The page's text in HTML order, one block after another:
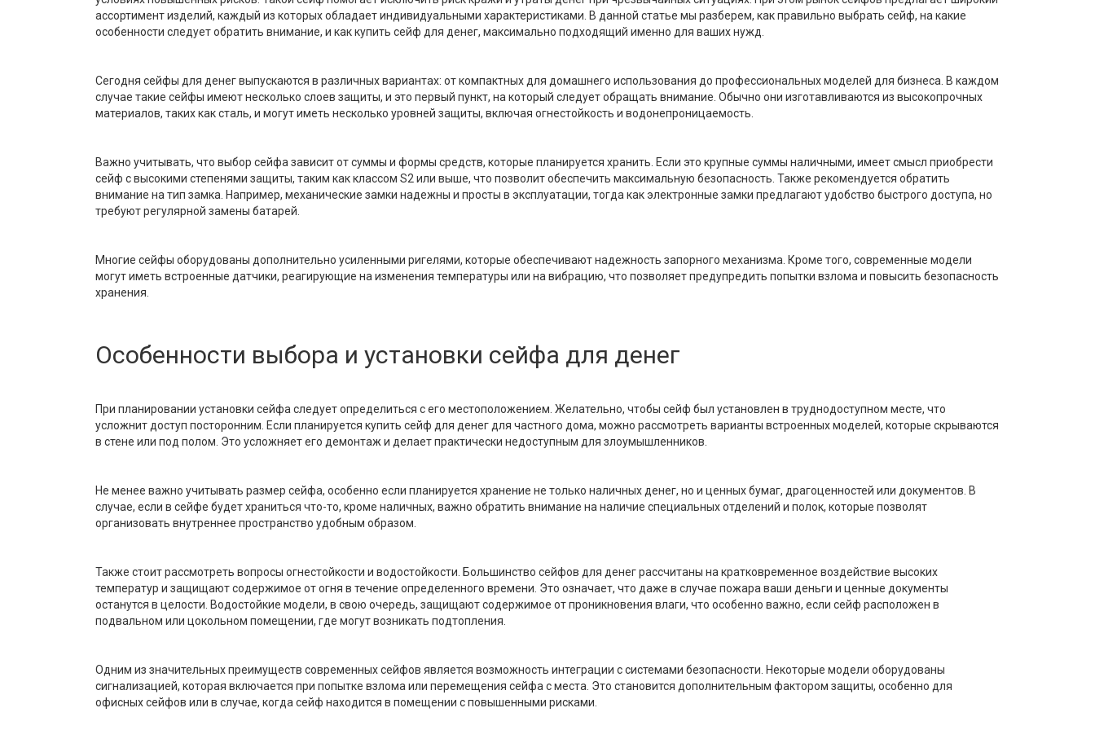
ассортимент изделий, каждый из которых обладает индивидуальными характеристиками. В данной статье мы разберем, как правильно выбрать сейф, на какие
особенности следует обратить внимание, и как купить сейф для денег, максимально подходящий именно для ваших нужд.
Сегодня сейфы для денег выпускаются в различных вариантах: от компактных для домашнего использования до профессиональных моделей для бизнеса. В каждом
случае такие сейфы имеют несколько слоев защиты, и это первый пункт, на который следует обращать внимание. Обычно они изготавливаются из высокопрочных
материалов, таких как сталь, и могут иметь несколько уровней защиты, включая огнестойкость и водонепроницаемость.
Важно учитывать, что выбор сейфа зависит от суммы и формы средств, которые планируется хранить. Если это крупные суммы наличными, имеет смысл приобрести
сейф с высокими степенями защиты, таким как классом S2 или выше, что позволит обеспечить максимальную безопасность. Также рекомендуется обратить
внимание на тип замка. Например, механические замки надежны и просты в эксплуатации, тогда как электронные замки предлагают удобство быстрого доступа, но
требуют регулярной замены батарей.
Многие сейфы оборудованы дополнительно усиленными ригелями, которые обеспечивают надежность запорного механизма. Кроме того, современные модели
могут иметь встроенные датчики, реагирующие на изменения температуры или на вибрацию, что позволяет предупредить попытки взлома и повысить безопасность
хранения.
Особенности выбора и установки сейфа для денег
При планировании установки сейфа следует определиться с его местоположением. Желательно, чтобы сейф был установлен в труднодоступном месте, что
усложнит доступ посторонним. Если планируется купить сейф для денег для частного дома, можно рассмотреть варианты встроенных моделей, которые скрываются
в стене или под полом. Это усложняет его демонтаж и делает практически недоступным для злоумышленников.
Не менее важно учитывать размер сейфа, особенно если планируется хранение не только наличных денег, но и ценных бумаг, драгоценностей или документов. В
случае, если в сейфе будет храниться что-то, кроме наличных, важно обратить внимание на наличие специальных отделений и полок, которые позволят
организовать внутреннее пространство удобным образом.
Также стоит рассмотреть вопросы огнестойкости и водостойкости. Большинство сейфов для денег рассчитаны на кратковременное воздействие высоких
температур и защищают содержимое от огня в течение определенного времени. Это означает, что даже в случае пожара ваши деньги и ценные документы
останутся в целости. Водостойкие модели, в свою очередь, защищают содержимое от проникновения влаги, что особенно важно, если сейф расположен в
подвальном или цокольном помещении, где могут возникать подтопления.
Одним из значительных преимуществ современных сейфов является возможность интеграции с системами безопасности. Некоторые модели оборудованы
сигнализацией, которая включается при попытке взлома или перемещения сейфа с места. Это становится дополнительным фактором защиты, особенно для
офисных сейфов или в случае, когда сейф находится в помещении с повышенными рисками.